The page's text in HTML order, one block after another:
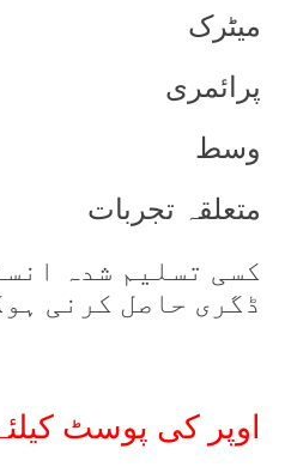
میٹرک
پرائمری
وسط
متعلقہ تجربات
کسی تسلیم شدہ
ڈگری حاصل کرنی
اوپر کی پوسٹ